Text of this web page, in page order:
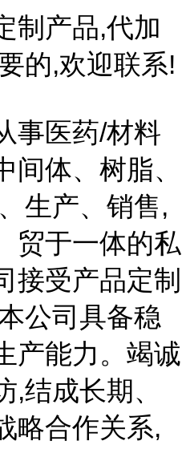
制产品,代加
的,欢迎联系!
事医药/材料
间体、树脂、
生产、销售,
贸于一体的私
接受产品定制
公司具备稳
产能力。竭诚
,结成长期、
略合作关系,